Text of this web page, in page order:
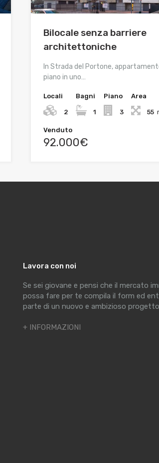
Bilocale senza barriere
architettoniche
In Strada del Portone,
piano in uno…
Locali
2
Bagni
1
Piano
3
Area
55
Venduto
92.000€
Lavora con noi
Se sei giovane e pensi che il mercato
possa fare per te compila il form ed
parte di un nuovo e ambizioso progetto
+ INFORMAZIONI